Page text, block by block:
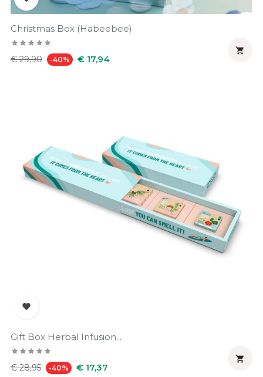
Christmas Box (Habeebee)
Normale
€ 29,90 -40% Prijs
€ 17,94


Gift Box Herbal Infusion...
Normale
€ 28,95 -40% Prijs
€ 17,37
